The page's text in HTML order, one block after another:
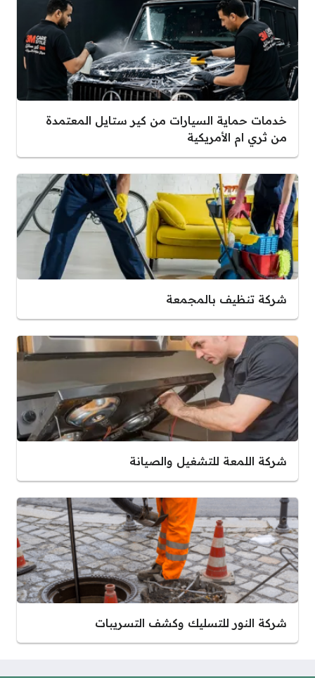
خدمات حماية السيارات من كير ستايل المعتمدة
من ثري ام الأمريكية
شركة تنظيف بالمجمعة
شركة اللمعة للتشغيل والصيانة
شركة النور للتسليك وكشف التسريبات